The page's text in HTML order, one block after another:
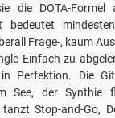
die DOTA-Formel
bedeutet
Frage-, kaum
Einfach zu
in Perfektion. Die
See, der Synthie
tanzt Stop-and-Go,